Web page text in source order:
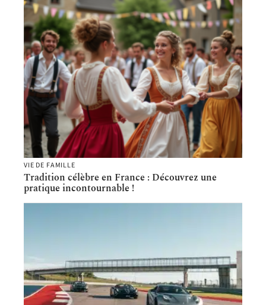
VIE DE FAMILLE
Tradition célèbre en France : Découvrez une
pratique incontournable !